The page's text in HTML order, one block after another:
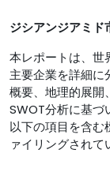
ジシアンジアミド
本レポートは、世
主要企業を詳細に
概要、地理的展開
SWOT分析に基づ
以下の項目を含む
ァイリングされて